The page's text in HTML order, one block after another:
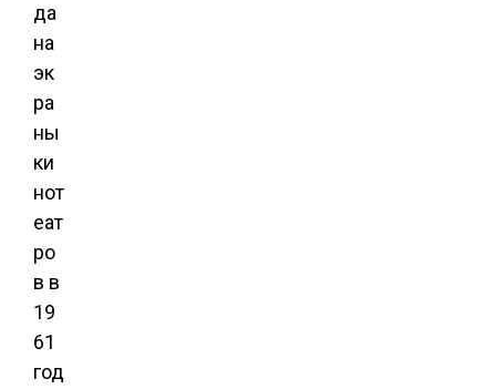
да
на
эк
ра
ны
ки
нот
еат
ро
в в
19
61
год